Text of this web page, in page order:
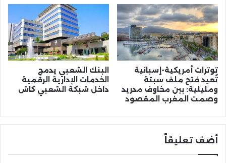
توترات أمريكية-إسبانية
تُعيد فتح ملف سبتة
ومليلية: بين مخاوف مدريد
وصمت المغرب المقصود
البنك الشعبي يدمج
الخدمات الإدارية الرقمية
داخل شبكة الشعبي كاش
أضف تعليقاً